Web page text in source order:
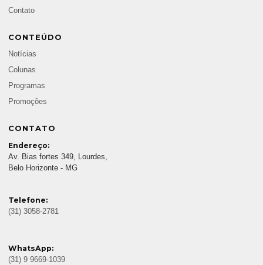
Contato
CONTEÚDO
Notícias
Colunas
Programas
Promoções
CONTATO
Endereço:
Av. Bias fortes 349, Lourdes,
Belo Horizonte - MG
Telefone:
(31) 3058-2781
WhatsApp:
(31) 9 9669-1039